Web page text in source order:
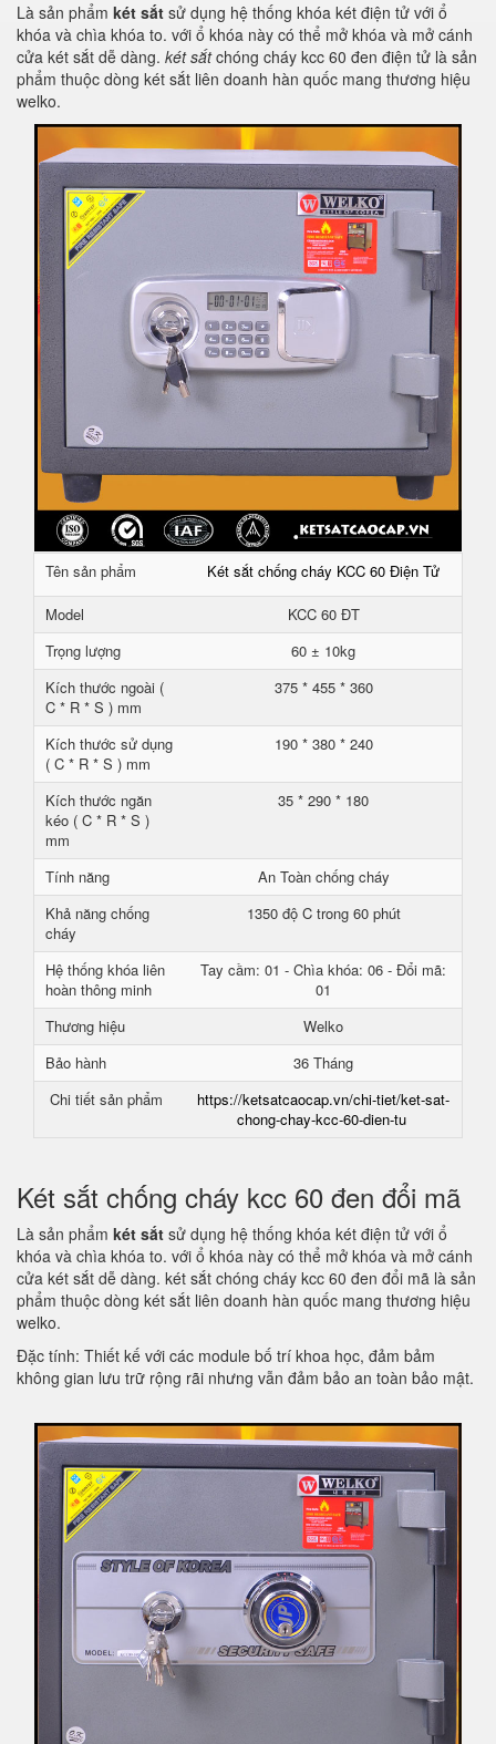
Là sản phẩm két sắt sử dụng hệ thống khóa két điện tử với ổ
khóa và chìa khóa to. với ổ khóa này có thể mở khóa và mở cánh
cửa két sắt dễ dàng. két sắtchóng cháy kcc 60 đen điện tử là sản
phẩm thuộc dòng két sắt liên doanh hàn quốc mang thương hiệu
welko.
Tên sản phẩm Két sắt chống cháy KCC 60 Điện Tử
Model
KCC 60 ĐT
Trọng lượng
60 ± 10kg
Kích thước ngoài (
C * R * S ) mm
375 * 455 * 360
Kích thước sử dụng
( C * R * S ) mm
190 * 380 * 240
Kích thước ngăn
kéo ( C * R * S )
mm
35 * 290 * 180
Tính năng
An Toàn chống cháy
Khả năng chống
cháy
1350 độ C trong 60 phút
Hệ thống khóa liên
hoàn thông minh
Tay cầm: 01 - Chìa khóa: 06 - Đổi mã:
01
Thương hiệu
Welko
Bảo hành
36 Tháng
Chi tiết sản phẩm
https://ketsatcaocap.vn/chi-tiet/ket-sat-
chong-chay-kcc-60-dien-tu
Két sắt chống cháy kcc 60 đen đổi mã
Là sản phẩm két sắt sử dụng hệ thống khóa két điện tử với ổ
khóa và chìa khóa to. với ổ khóa này có thể mở khóa và mở cánh
cửa két sắt dễ dàng. két sắt chóng cháy kcc 60 đen đổi mã là sản
phẩm thuộc dòng két sắt liên doanh hàn quốc mang thương hiệu
welko.
Đặc tính: Thiết kế với các module bố trí khoa học, đảm bảm
không gian lưu trữ rộng rãi nhưng vẫn đảm bảo an toàn bảo mật.